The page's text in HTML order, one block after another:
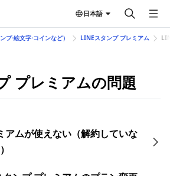
日本語
プ⋅絵文字⋅コインなど） LINEスタンプ プレミアム
プレミアムの問題
アムが使えない（解約していな